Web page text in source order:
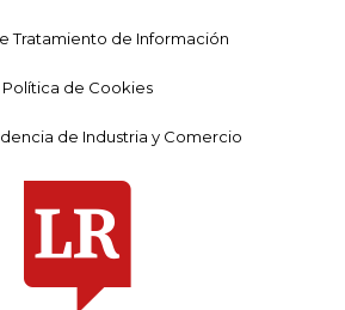
Tratamiento de Información
Política de Cookies
de Industria y Comercio